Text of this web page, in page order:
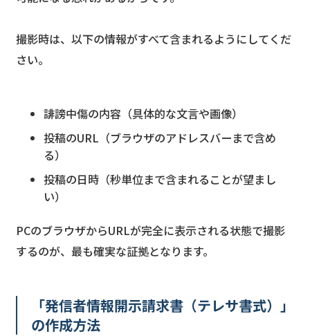
撮影時は、以下の情報がすべて含まれるようにしてくだ
さい。
誹謗中傷の内容（具体的な文言や画像）
投稿のURL（ブラウザのアドレスバーまで含め
る）
投稿の日時（秒単位まで含まれることが望まし
い）
PCのブラウザからURLが完全に表示される状態で撮影
するのが、最も確実な証拠となります。
「発信者情報開示請求書（テレサ書式）」
の作成方法